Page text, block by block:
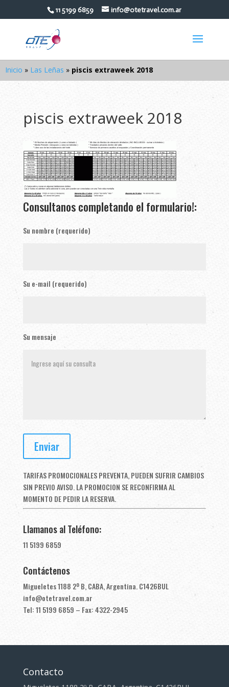
11 5199 6859 info@otetravel.com.ar
Inicio » Las Leñas » piscis extraweek 2018
piscis extraweek 2018
Consultanos completando el formulario!:
Su nombre (requerido)
Su e-mail (requerido)
Su mensaje
TARIFAS PROMOCIONALES PREVENTA, PUEDEN SUFRIR CAMBIOS
SIN PREVIO AVISO. LA PROMOCION SE RECONFIRMA AL
MOMENTO DE PEDIR LA RESERVA.
Llamanos al Teléfono:
11 5199 6859
Contáctenos
Migueletes 1188 2º B, CABA, Argentina. C1426BUL
info@otetravel.com.ar
Tel: 11 5199 6859 – Fax: 4322-2945
Contacto